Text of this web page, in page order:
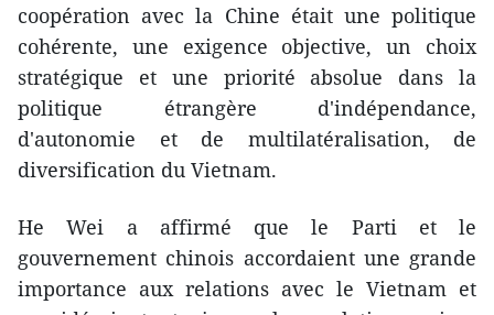
coopération avec la Chine était une politique
cohérente, une exigence objective, un choix
stratégique et une priorité absolue dans la
politique étrangère d'indépendance,
d'autonomie et de multilatéralisation, de
diversification du Vietnam.
He Wei a affirmé que le Parti et le
gouvernement chinois accordaient une grande
importance aux relations avec le Vietnam et